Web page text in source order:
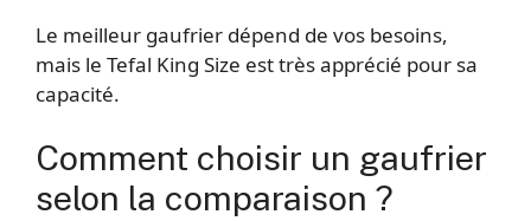
Le meilleur gaufrier dépend de vos besoins,
mais le Tefal King Size est très apprécié pour sa
capacité.
Comment choisir un gaufrier
selon la comparaison ?